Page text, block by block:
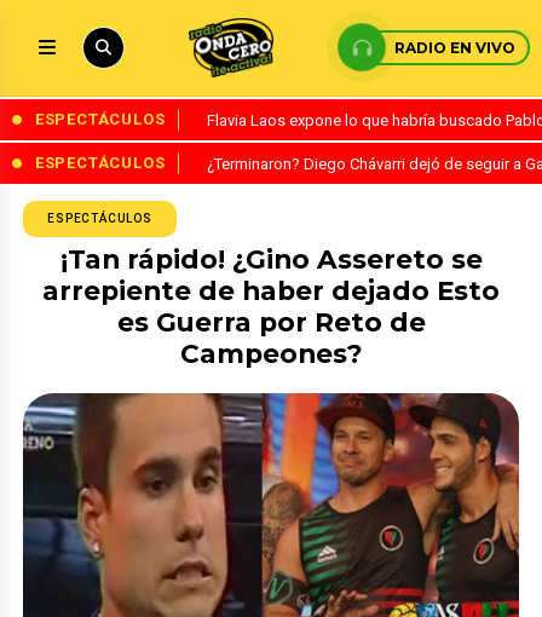
RADIO EN VIVO
ESPECTÁCULOS Flavia Laos expone lo que habría buscado
ESPECTÁCULOS ¿Terminaron? Diego Chávarri dejó de seguir a
ESPECTÁCULOS
¡Tan rápido! ¿Gino Assereto se
arrepiente de haber dejado Esto
es Guerra por Reto de
Campeones?